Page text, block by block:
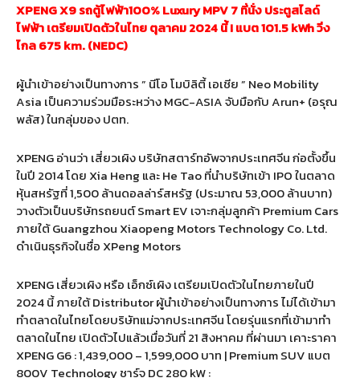
XPENG X9 รถตู้ไฟฟ้า100% Luxury MPV 7 ที่นั่ง ประตูสไลด์
ไฟฟ้า เตรียมเปิดตัวในไทย ตุลาคม 2024 นี้ ! แบต 101.5 kWh วิ่ง
ไกล 675 km. (NEDC)
ผู้นำเข้าอย่างเป็นทางการ ” นีโอ โมบิลิตี้ เอเชีย ” Neo Mobility
Asia เป็นความร่วมมือระหว่าง MGC-ASIA จับมือกับ Arun+ (อรุณ
พลัส) ในกลุ่มของ ปตท.
XPENG อ่านว่า เสี่ยวเผิง บริษัทสตาร์ทอัพจากประเทศจีน ก่อตั้งขึ้น
ในปี 2014 โดย Xia Heng และ He Tao ที่นำบริษัทเข้า IPO ในตลาด
หุ้นสหรัฐที่ 1,500 ล้านดอลล่าร์สหรัฐ (ประมาณ 53,000 ล้านบาท)
วางตัวเป็นบริษัทรถยนต์ Smart EV เจาะกลุ่มลูกค้า Premium Cars
ภายใต้ Guangzhou Xiaopeng Motors Technology Co. Ltd.
ดำเนินธุรกิจในชื่อ XPeng Motors
XPENG เสี่ยวเผิง หรือ เอ็กซ์เผิง เตรียมเปิดตัวในไทยภายในปี
2024 นี้ ภายใต้ Distributor ผู้นำเข้าอย่างเป็นทางการ ไม่ได้เข้ามา
ทำตลาดในไทยโดยบริษัทแม่จากประเทศจีน โดยรุ่นแรกที่เข้ามาทำ
ตลาดในไทย เปิดตัวไปแล้วเมื่อวันที่ 21 สิงหาคม ที่ผ่านมา เคาะราคา
XPENG G6 : 1,439,000 – 1,599,000 บาท | Premium SUV แบต
800V Technology ชาร์จ DC 280 kW :